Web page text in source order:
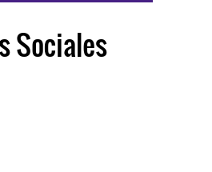
Sociales